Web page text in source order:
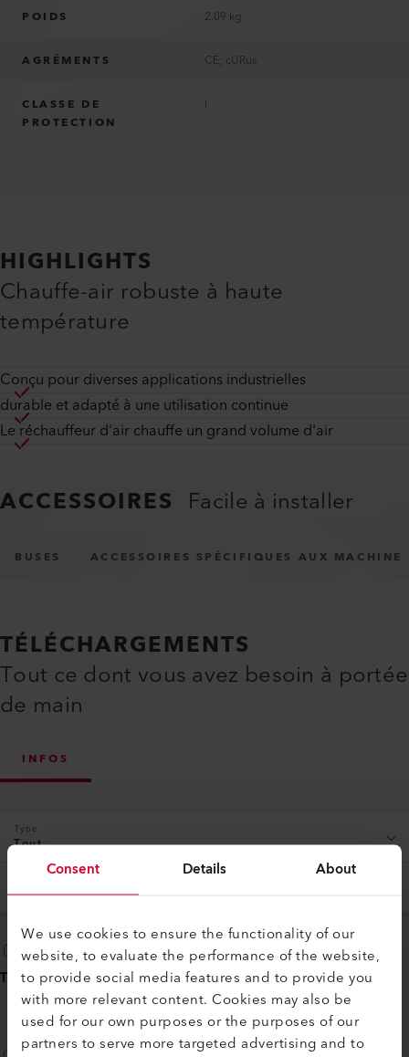
Consent Details About
We use cookies to ensure the functionality of our
website, to evaluate the performance of the website,
to provide social media features and to provide you
with more relevant content. Cookies may also be
used for our own purposes or the purposes of our
partners to serve more targeted advertising and to
POIDS 2.09 kg
AGRÉMENTS CE; cURus
CLASSE DE
PROTECTION
I
HIGHLIGHTS
Chauffe-air robuste à haute
température
Conçu pour diverses applications industrielles
durable et adapté à une utilisation continue
Le réchauffeur d'air chauffe un grand volume d'air
ACCESSOIRES Facile à installer
BUSES ACCESSOIRES SPÉCIFIQUES AUX MACHINE
TÉLÉCHARGEMENTS
Tout ce dont vous avez besoin à portée
de main
INFOS
Type
Tout
Français
TOUT SÉLECTIONNER (10)